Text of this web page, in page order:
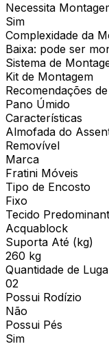
Necessita
Sim
Complexidade da
Baixa: pode ser
Sistema de
Kit de Montagem
Recomendações
Pano Úmido
Características
Almofada do
Removível
Marca
Fratini Móveis
Tipo de Encosto
Fixo
Tecido
Acquablock
Suporta Até (kg)
260 kg
Quantidade de
02
Possui Rodízio
Não
Possui Pés
Sim